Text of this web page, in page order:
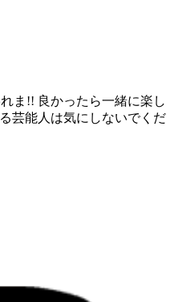
ま!! 良かったら一緒に楽し
芸能人は気にしないでくだ